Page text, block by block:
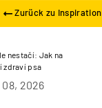
Zurück zu Inspiration
nestačí: Jak na
zdraví psa
2026